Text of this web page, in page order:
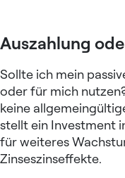
Auszahlung
Sollte ich mein
oder für mich
keine
stellt ein Investment
für weiteres
Zinseszinseffekte.